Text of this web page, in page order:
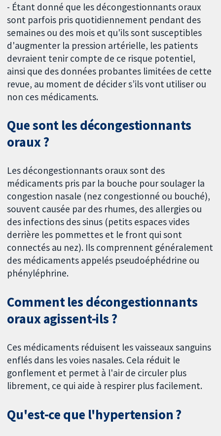
- Étant donné que les décongestionnants oraux
sont parfois pris quotidiennement pendant des
semaines ou des mois et qu'ils sont susceptibles
d'augmenter la pression artérielle, les patients
devraient tenir compte de ce risque potentiel,
ainsi que des données probantes limitées de cette
revue, au moment de décider s’ils vont utiliser ou
non ces médicaments.
Que sont les décongestionnants
oraux ?
Les décongestionnants oraux sont des
médicaments pris par la bouche pour soulager la
congestion nasale (nez congestionné ou bouché),
souvent causée par des rhumes, des allergies ou
des infections des sinus (petits espaces vides
derrière les pommettes et le front qui sont
connectés au nez). Ils comprennent généralement
des médicaments appelés pseudoéphédrine ou
phényléphrine.
Comment les décongestionnants
oraux agissent-ils ?
Ces médicaments réduisent les vaisseaux sanguins
enflés dans les voies nasales. Cela réduit le
gonflement et permet à l'air de circuler plus
librement, ce qui aide à respirer plus facilement.
Qu'est-ce que l'hypertension ?